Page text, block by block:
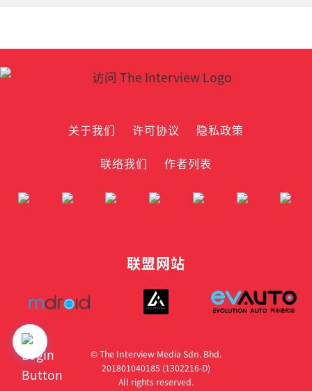
关于我们 许可协议
隐私政策
联络我们
作者列表
联盟网站
© The Interview Media Sdn. Bhd.
201801040185 (1302216­-D)
All rights reserved.